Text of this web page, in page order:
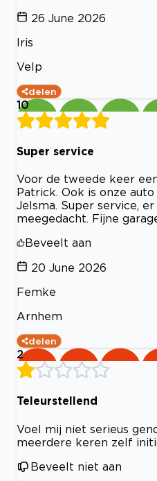
26 June 2026
Iris
Velp
delen
10
Super service
Voor de tweede keer
Patrick. Ook is onze
Jelsma. Super service,
meegedacht. Fijne
Beveelt aan
20 June 2026
Femke
Arnhem
delen
2
Teleurstellend
Voel mij niet serieus
meerdere keren zelf
Beveelt niet aan